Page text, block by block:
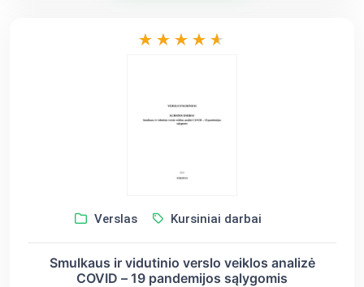
Verslas Kursiniai darbai
Smulkaus ir vidutinio verslo veiklos analizė
COVID – 19 pandemijos sąlygomis